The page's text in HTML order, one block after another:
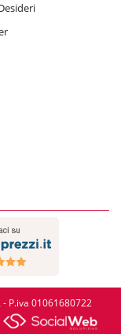
P.iva 01061680722